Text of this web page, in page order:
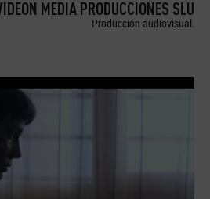
MEDIA PRODUCCIONES SLU
Producción audiovisual.